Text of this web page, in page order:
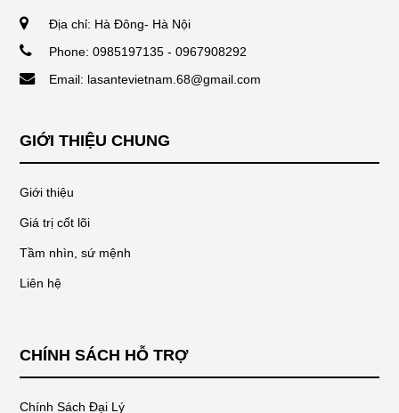
Địa chỉ: Hà Đông- Hà Nội
Phone: 0985197135 - 0967908292
Email: lasantevietnam.68@gmail.com
GIỚI THIỆU CHUNG
Giới thiệu
Giá trị cốt lõi
Tầm nhìn, sứ mệnh
Liên hệ
CHÍNH SÁCH HỖ TRỢ
Chính Sách Đại Lý